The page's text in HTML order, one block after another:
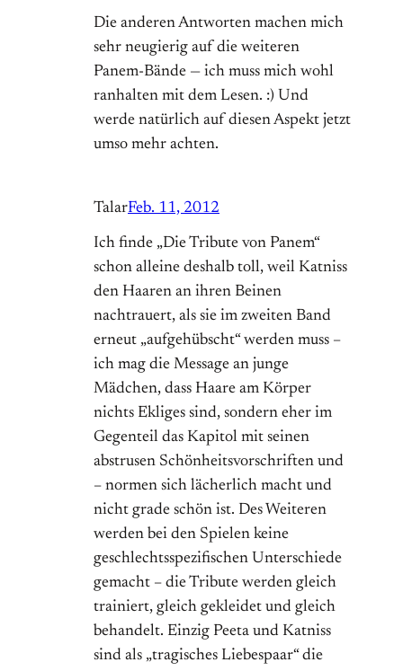
Die anderen Antworten machen mich
sehr neugierig auf die weiteren
Panem-Bände — ich muss mich wohl
ranhalten mit dem Lesen. :) Und
werde natürlich auf diesen Aspekt jetzt
umso mehr achten.
TalarFeb. 11, 2012
Ich finde „Die Tribute von Panem“
schon alleine deshalb toll, weil Katniss
den Haaren an ihren Beinen
nachtrauert, als sie im zweiten Band
erneut „aufgehübscht“ werden muss –
ich mag die Message an junge
Mädchen, dass Haare am Körper
nichts Ekliges sind, sondern eher im
Gegenteil das Kapitol mit seinen
abstrusen Schönheitsvorschriften und
– normen sich lächerlich macht und
nicht grade schön ist. Des Weiteren
werden bei den Spielen keine
geschlechtsspezifischen Unterschiede
gemacht – die Tribute werden gleich
trainiert, gleich gekleidet und gleich
behandelt. Einzig Peeta und Katniss
sind als „tragisches Liebespaar“ die